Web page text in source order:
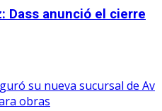
Dass anunció el cierre